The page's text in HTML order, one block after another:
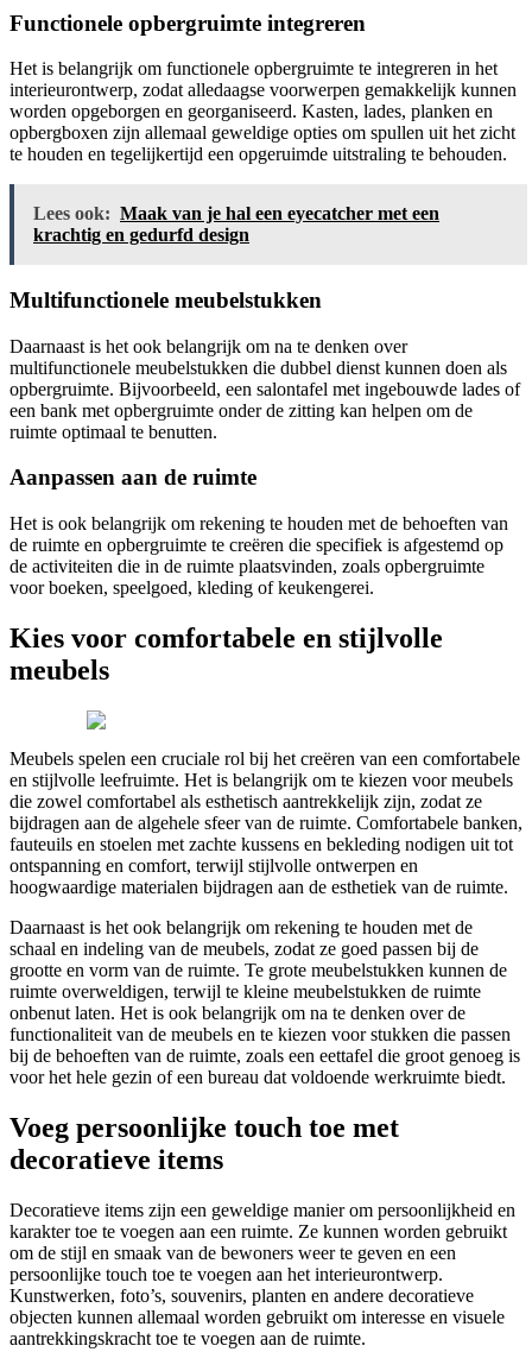
Functionele opbergruimte integreren
Het is belangrijk om functionele opbergruimte te integreren in het
interieurontwerp, zodat alledaagse voorwerpen gemakkelijk kunnen
worden opgeborgen en georganiseerd. Kasten, lades, planken en
opbergboxen zijn allemaal geweldige opties om spullen uit het zicht
te houden en tegelijkertijd een opgeruimde uitstraling te behouden.
Lees ook: Maak van je hal een eyecatcher met een
krachtig en gedurfd design
Multifunctionele meubelstukken
Daarnaast is het ook belangrijk om na te denken over
multifunctionele meubelstukken die dubbel dienst kunnen doen als
opbergruimte. Bijvoorbeeld, een salontafel met ingebouwde lades of
een bank met opbergruimte onder de zitting kan helpen om de
ruimte optimaal te benutten.
Aanpassen aan de ruimte
Het is ook belangrijk om rekening te houden met de behoeften van
de ruimte en opbergruimte te creëren die specifiek is afgestemd op
de activiteiten die in de ruimte plaatsvinden, zoals opbergruimte
voor boeken, speelgoed, kleding of keukengerei.
Kies voor comfortabele en stijlvolle
meubels
Meubels spelen een cruciale rol bij het creëren van een comfortabele
en stijlvolle leefruimte. Het is belangrijk om te kiezen voor meubels
die zowel comfortabel als esthetisch aantrekkelijk zijn, zodat ze
bijdragen aan de algehele sfeer van de ruimte. Comfortabele banken,
fauteuils en stoelen met zachte kussens en bekleding nodigen uit tot
ontspanning en comfort, terwijl stijlvolle ontwerpen en
hoogwaardige materialen bijdragen aan de esthetiek van de ruimte.
Daarnaast is het ook belangrijk om rekening te houden met de
schaal en indeling van de meubels, zodat ze goed passen bij de
grootte en vorm van de ruimte. Te grote meubelstukken kunnen de
ruimte overweldigen, terwijl te kleine meubelstukken de ruimte
onbenut laten. Het is ook belangrijk om na te denken over de
functionaliteit van de meubels en te kiezen voor stukken die passen
bij de behoeften van de ruimte, zoals een eettafel die groot genoeg is
voor het hele gezin of een bureau dat voldoende werkruimte biedt.
Voeg persoonlijke touch toe met
decoratieve items
Decoratieve items zijn een geweldige manier om persoonlijkheid en
karakter toe te voegen aan een ruimte. Ze kunnen worden gebruikt
om de stijl en smaak van de bewoners weer te geven en een
persoonlijke touch toe te voegen aan het interieurontwerp.
Kunstwerken, foto’s, souvenirs, planten en andere decoratieve
objecten kunnen allemaal worden gebruikt om interesse en visuele
aantrekkingskracht toe te voegen aan de ruimte.